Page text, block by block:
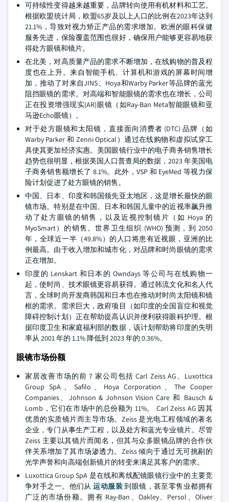
可持续性变得越来越重要，品牌转向使用有机材料和工艺。
根据欧盟统计局，欧盟65岁及以上人口的比例在2023年达到
21.1%，导致对视力矫正产品的需求增加。欧洲的眼科保健
服务先进，保险覆盖范围也很好，确保用户能够更容易地获
得处方眼镜和镜片。
在北美，对高质量产品的需求不断增加，在线购物的普及程
度也在上升。来自智能手机、计算机和游戏的屏幕时间增
加，推动了对来自JINS、Hoya和Warby Parker等品牌的蓝光
阻挡眼镜的需求。对高端和智能眼镜的需求也在增长，公司
正在投资增强现实(AR)眼镜（如Ray-Ban Meta智能眼镜和亚
马逊Echo眼镜）。
对于处方眼镜和太阳镜，直接面向消费者 (DTC) 品牌（如
Warby Parker 和 Zenni Optical）通过在线购物和虚拟试穿工
具使其更加经济实惠。美国眼镜行业中的电子商务销售增长
趋势也很明显，根据美国人口普查局的数据，2023 年美国电
子商务销售额增长了 8.1%。此外，VSP 和 EyeMed 等视力保
险计划促进了处方眼镜的销售。
中国、日本、印度和韩国领先亚太地区，这是增长最快的眼
镜市场。特别是在中国、日本和韩国儿童中的近视率飙升推
动了处方眼镜的销售，以及近视控制镜片（如 Hoya 的
MyoSmart）的销售。世界卫生组织 (WHO) 预测，到 2050
年，全球近一半（49.8%）的人口将患有近视眼，亚洲的比
例最高。由于收入增加和城市化，对品牌和时尚眼镜的需求
正在增加。
印度的 Lenskart 和日本的 Owndays 等公司与在线购物一
起，使时尚、技术眼镜更容易获得。通过韩流文化和名人代
言，全球时尚开发商韩国和日本也在推动对时尚太阳镜和镜
框的需求。需求巨大，政府项目（如印度的全国盲症和视觉
障碍控制计划）正在帮助提高认识并便利获得眼科护理。根
据印度卫生和家庭福利部的数据，该计划帮助将印度的失明
率从 2001 年的 1.1% 降低到 2023 年的 0.36%。
眼镜市场份额
家居改善市场的前 7 家公司包括 Carl Zeiss AG、Luxottica
Group SpA、Safilo、Hoya Corporation、The Cooper
Companies、Johnson & Johnson Vision Care 和 Bausch &
Lomb，它们在市场中的总份额为 11%。
Carl Zeiss AG 因其
优质的实质镜片而主导市场。Zeiss 是光电工程领域的著名
企业，专门从事生产工程，以及处方和蓝光专业镜片。尽管
Zeiss 主要以其镜片而闻名，但其与众多眼镜品牌的合作伙
伴关系增加了其市场渗透力。Zeiss 倾向于通过无可挑剔的
光学声誉和向高端创新镜片的转变来满足其客户的需求。
Luxottica Group SpA 是在线和离线配镜眼镜行业中的主要竞
争对手之一。他们从运动服装到眼镜，甚至零售业都拥有
广泛的市场份额。拥有 Ray-Ban、Oakley、Persol、Oliver